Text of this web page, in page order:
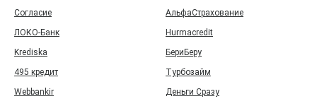
Согласие
АльфаСтрахование
ЛОКО-Банк
Hurmacredit
Krediska
БериБеру
495 кредит
Турбозайм
Webbankir
Деньги Сразу